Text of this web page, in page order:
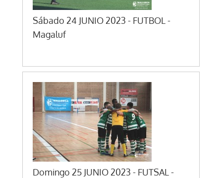
Sábado 24 JUNIO 2023 - FUTBOL -
Magaluf
Domingo 25 JUNIO 2023 - FUTSAL -